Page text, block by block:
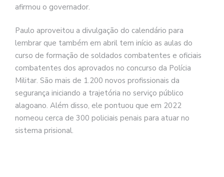
afirmou o governador.
Paulo aproveitou a divulgação do calendário para
lembrar que também em abril tem início as aulas do
curso de formação de soldados combatentes e oficiais
combatentes dos aprovados no concurso da Polícia
Militar. São mais de 1.200 novos profissionais da
segurança iniciando a trajetória no serviço público
alagoano. Além disso, ele pontuou que em 2022
nomeou cerca de 300 policiais penais para atuar no
sistema prisional.